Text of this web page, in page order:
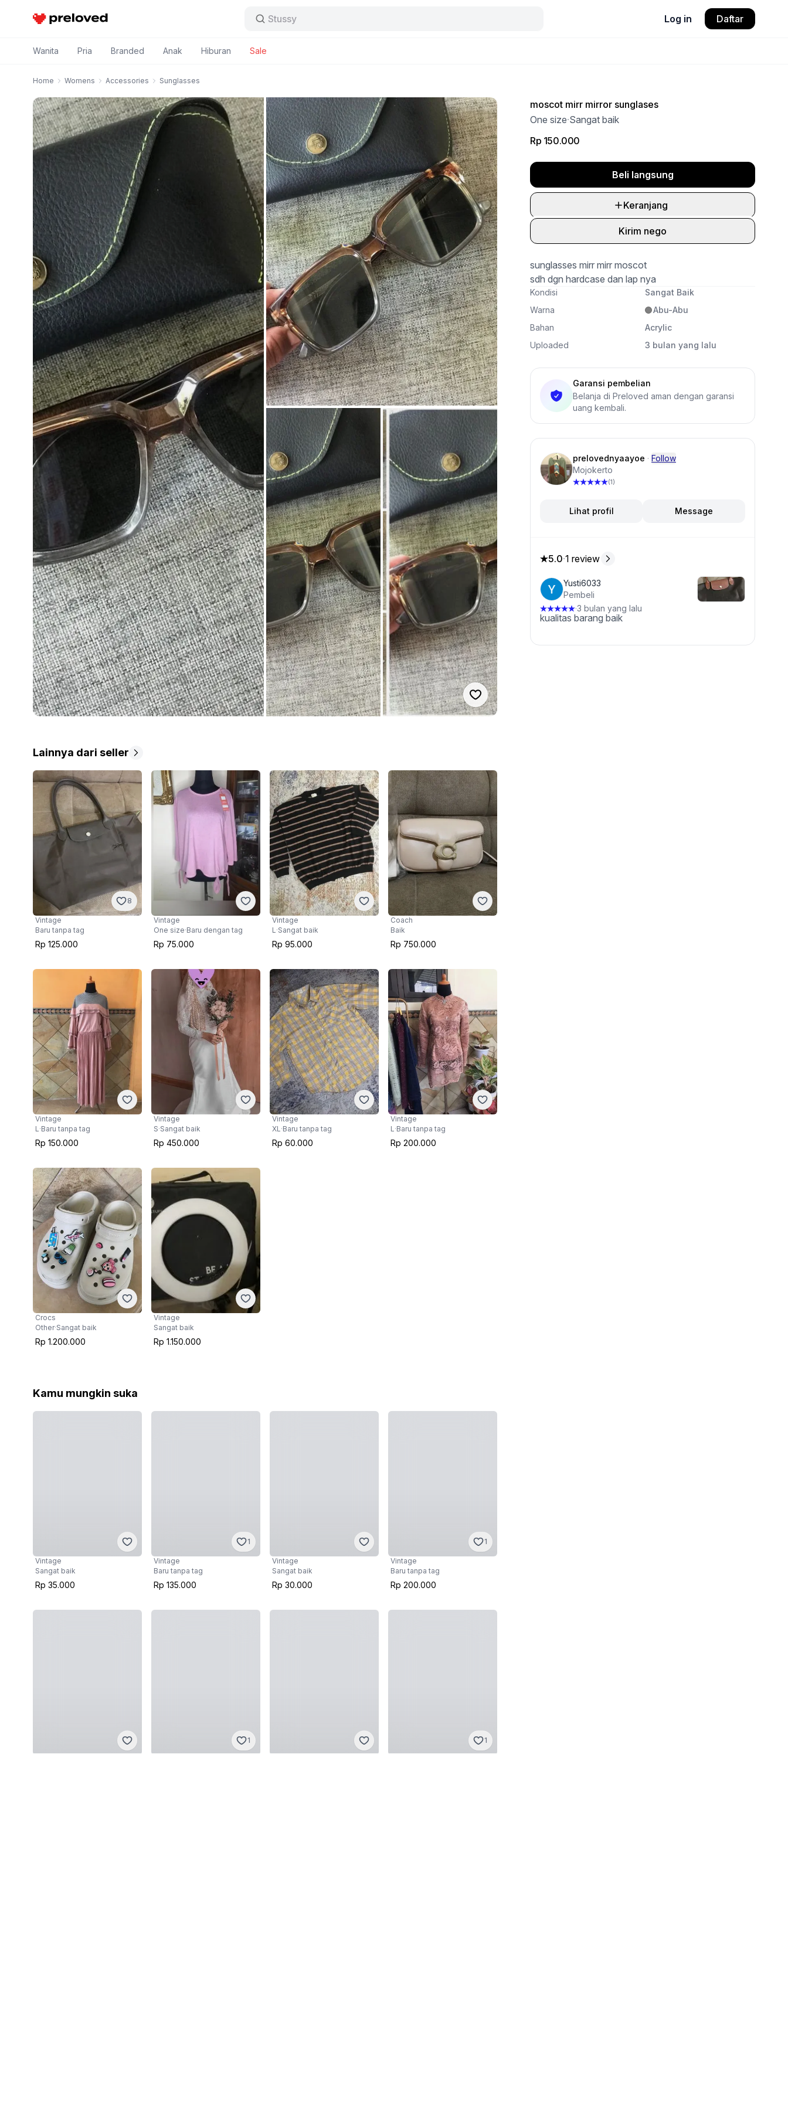
Preloved Indonesia Baggy jeans Log in Daftar
Wanita Pria Branded Anak Hiburan Sale
Home Womens Accessories Sunglasses
Suka produk ini
Lainnya dari seller
8
Vintage
Baru tanpa tag
Rp 125.000
Vintage
One size·Baru dengan tag
Rp 75.000
Vintage
L ·Sangat baik
Rp 95.000
Coach
Baik
Rp 750.000
Vintage
L ·Baru tanpa tag
Rp 150.000
Vintage
S·Sangat baik
Rp 450.000
Vintage
XL ·Baru tanpa tag
Rp 60.000
Vintage
L ·Baru tanpa tag
Rp 200.000
Crocs
Other·Sangat baik
Rp 1.200.000
Vintage
Sangat baik
Rp 1.150.000
Kamu mungkin suka
Vintage
Sangat baik
Rp 35.000
1
Vintage
Baru tanpa tag
Rp 135.000
Vintage
Sangat baik
Rp 30.000
1
Vintage
Baru tanpa tag
Rp 200.000
1 1
moscot mirr mirror sunglases
One size·Sangat baik
Rp 150.000
Beli langsung
Keranjang
Kirim nego
sunglasses mirr mirr moscot
sdh dgn hardcase dan lap nya
Kondisi
Sangat Baik
Warna
Abu-Abu
Bahan
Acrylic
Uploaded
3 bulan yang lalu
Garansi pembelian
Belanja di Preloved aman dengan garansi
uang kembali.
prelovednyaayoe · Follow
Mojokerto
(1)
Lihat profil Message
5.0 dari 5 bintang, dari 1 ulasan
5.0·1 review
Yusti6033
Pembeli
·3 bulan yang lalu
kualitas barang baik